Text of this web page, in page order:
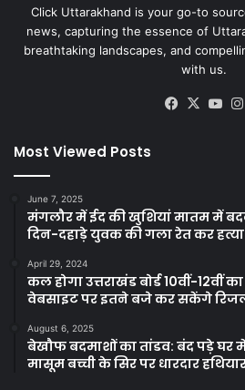
Click Uttarakhand is your go-to
news, capturing the essence of
breathtaking landscapes, and
with us.
Facebook
X
Most Viewed Posts
June 7, 2025
मंगलौर में ईद की खुशियां मातम में
दिन-दहाड़े युवक की गला रेत कर हत्या
April 29, 2024
कल होगा उत्तराखंड बोर्ड 10वीं-12वीं
वेबसाइट पर इतने बजे कर सकेंगे
August 6, 2025
बेखौफ बदमाशों का तांडव: बंद पड़े घर
मासूम बच्ची के सिर पर धारदार